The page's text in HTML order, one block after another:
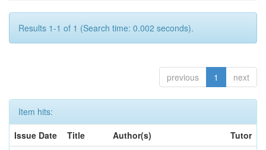
Results 1-1 of 1 (Search time: 0.002 seconds).
previous 1 next
Item hits:
Issue Date
Title Author(s)
Tutor